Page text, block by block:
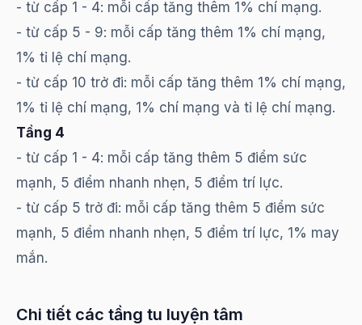
- từ cấp 1 - 4: mỗi cấp tăng thêm 1% chí mạng.
- từ cấp 5 - 9: mỗi cấp tăng thêm 1% chí mạng,
1% tỉ lệ chí mạng.
- từ cấp 10 trở đi: mỗi cấp tăng thêm 1% chí mạng,
1% tỉ lệ chí mạng, 1% chí mạng và tỉ lệ chí mạng.
Tầng 4
- từ cấp 1 - 4: mỗi cấp tăng thêm 5 điểm sức
mạnh, 5 điểm nhanh nhẹn, 5 điểm trí lực.
- từ cấp 5 trở đi: mỗi cấp tăng thêm 5 điểm sức
mạnh, 5 điểm nhanh nhẹn, 5 điểm trí lực, 1% may
mắn.
Chi tiết các tầng tu luyện tâm